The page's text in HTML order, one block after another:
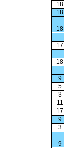
18
18
18
17
18
9
5
3
11
17
9
3
9